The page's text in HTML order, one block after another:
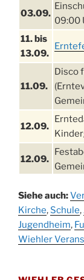
03.09.
09:00
11. bis
13.09.
11.09.
Disco
12.09.
12.09.
13.09.
19.09.
Siehe auch:
Kirche, Schule,
Jugendheim,
Wiehler